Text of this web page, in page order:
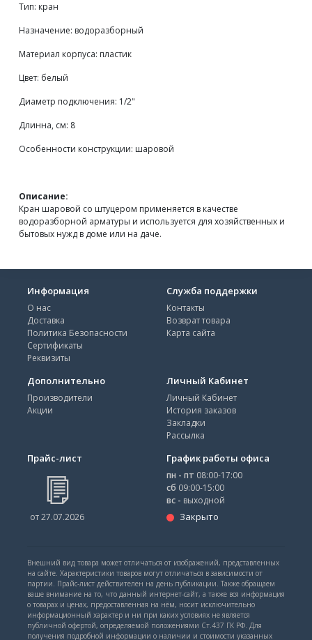
Тип: кран
Назначение: водоразборный
Материал корпуса: пластик
Цвет: белый
Диаметр подключения: 1/2"
Длинна, см: 8
Особенности конструкции: шаровой
Описание:
Кран шаровой со штуцером применяется в качестве
водоразборной арматуры и используется для хозяйственных и
бытовых нужд в доме или на даче.
Информация
О нас
Доставка
Политика Безопасности
Сертификаты
Реквизиты
Служба поддержки
Контакты
Возврат товара
Карта сайта
Дополнительно
Производители
Акции
Личный Кабинет
Личный Кабинет
История заказов
Закладки
Рассылка
Прайс-лист
от 27.07.2026
График работы офиса
пн - пт 08:00-17:00
сб 09:00-15:00
вс - выходной
Закрыто
Внешний вид товара может отличаться от изображений, представленных
на сайте. Характеристики товаров могут отличаться в зависимости от
партии. Прайс-лист действителен на день публикации. Также обращаем
ваше внимание на то, что данный интернет-сайт, а также вся информация
о товарах и ценах, предоставленная на нём, носит исключительно
информационный характер и ни при каких условиях не является
публичной офертой, определяемой положениями Ст.437 ГК РФ. Для
получения подробной информации о наличии и стоимости указанных